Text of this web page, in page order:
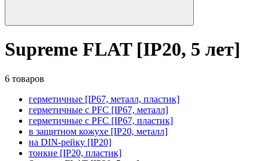
Supreme FLAT [IP20, 5 лет]
6 товаров
герметичные [IP67, металл, пластик]
герметичные с PFC [IP67, металл]
герметичные с PFC [IP67, пластик]
в защитном кожухе [IP20, металл]
на DIN-рейку [IP20]
тонкие [IP20, пластик]